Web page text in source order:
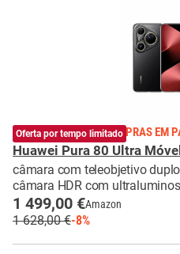
POUPANÇAS COM COMPRAS EM
Huawei Pura 80 Ultra
câmara com teleobjetivo
câmara HDR com
Oferta por tempo limitado
1 499,00 €Amazon
1 628,00 €-8%